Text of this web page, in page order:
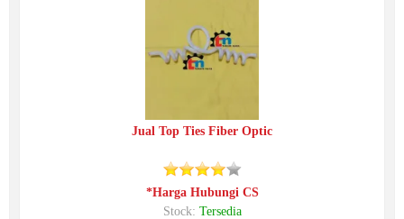
Jual Top Ties Fiber Optic
*Harga Hubungi CS
Stock: Tersedia